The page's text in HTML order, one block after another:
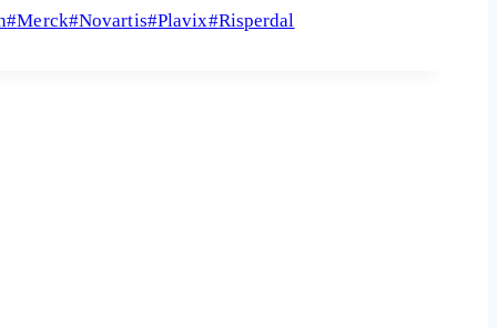
#Merck#Novartis#Plavix#Risperdal